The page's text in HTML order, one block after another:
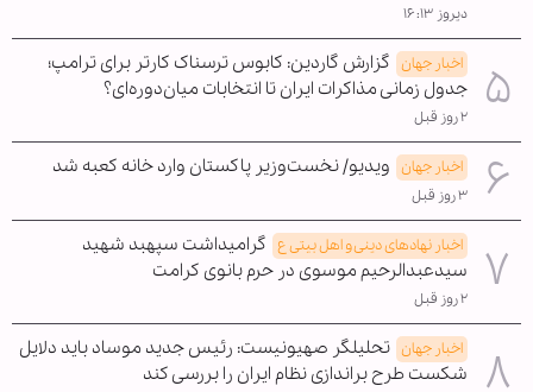
دیروز ۱۶:۱۳
اخبار جهان گزارش گاردین: کابوس ترسناک کارتر برای ترامپ؛
جدول زمانی مذاکرات ایران تا انتخابات میان‌دوره‌ای؟
۲ روز قبل
اخبار جهان ویدیو/ نخست‌وزیر پاکستان وارد خانه کعبه شد
۳ روز قبل
اخبار نهادهای دینی و اهل بیتی ع گرامیداشت سپهبد شهید
سیدعبدالرحیم موسوی در حرم بانوی کرامت
۲ روز قبل
اخبار جهان تحلیلگر صهیونیست: رئیس جدید موساد باید دلایل
شکست طرح براندازی نظام ایران را بررسی کند